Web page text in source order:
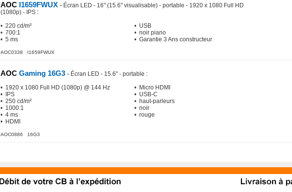
AOC I1659FWUX - Écran LED - 16" (15.6" visualisable) - portable - 1920 x 1080 Full HD
(1080p) - IPS :
• 220 cd/m²
• 700:1
• 5 ms
• USB
• noir piano
• Garantie 3 Ans constructeur
AOC0338 I1659FWUX
AOC Gaming 16G3 - Écran LED - 15.6" - portable :
• 1920 x 1080 Full HD (1080p) @ 144 Hz
• IPS
• 250 cd/m²
• 1000:1
• 4 ms
• HDMI
• Micro HDMI
• USB-C
• haut-parleurs
• noir
• rouge
AOC0886 16G3